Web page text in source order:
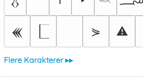
𒌍 ⋟ ⚠
Flere Karakterer ▸▸